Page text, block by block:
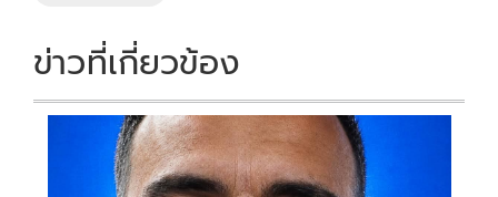
ข่าวที่เกี่ยวข้อง